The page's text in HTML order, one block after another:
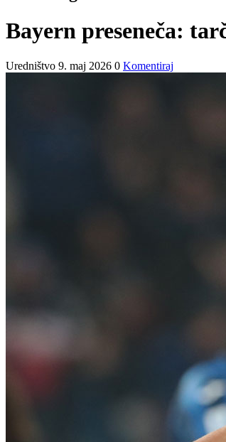
Bayern preseneča:
Uredništvo 9. maj 2026 0 Komentiraj